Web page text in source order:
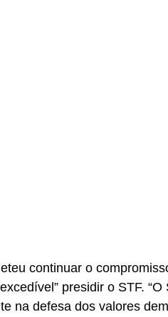
continuar o
presidir o STF.
na defesa dos valores